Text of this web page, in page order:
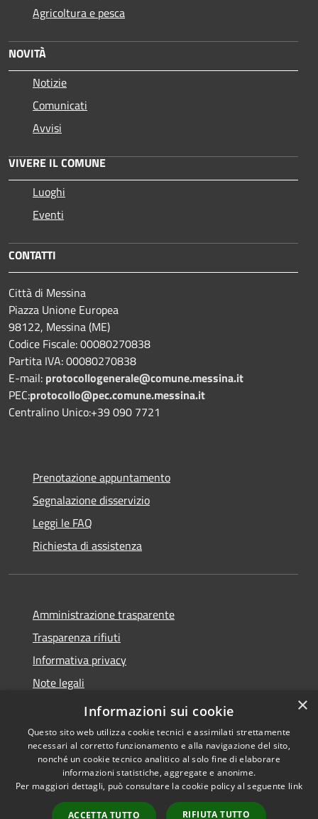
Agricoltura e pesca
NOVITÀ
Notizie
Comunicati
Avvisi
VIVERE IL COMUNE
Luoghi
Eventi
CONTATTI
Città di Messina
Piazza Unione Europea
98122, Messina (ME)
Codice Fiscale: 00080270838
Partita IVA: 00080270838
E-mail: protocollogenerale@comune.messina.it
PEC:protocollo@pec.comune.messina.it
Centralino Unico:+39 090 7721
Prenotazione appuntamento
Segnalazione disservizio
Leggi le FAQ
Richiesta di assistenza
Amministrazione trasparente
Trasparenza rifiuti
Informativa privacy
Note legali
Dichiarazione di accessibilità
Accessibilità
Copyright © 2026 • Città di
Messina • Powered by
Municipium• Accesso
×
Informazioni sui cookie
Questo sito web utilizza cookie tecnici e assimilati strettamente
necessari al corretto funzionamento e alla navigazione del sito,
nonché un cookie tecnico analitico al solo fine di elaborare
informazioni statistiche, aggregate e anonime.
Per maggiori dettagli, può consultare la cookie policy al seguente link
ACCETTA TUTTO RIFIUTA TUTTO